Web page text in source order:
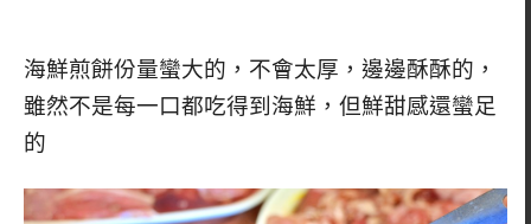
海鮮煎餅份量蠻大的，不會太厚，邊邊酥酥的，
雖然不是每一口都吃得到海鮮，但鮮甜感還蠻足
的